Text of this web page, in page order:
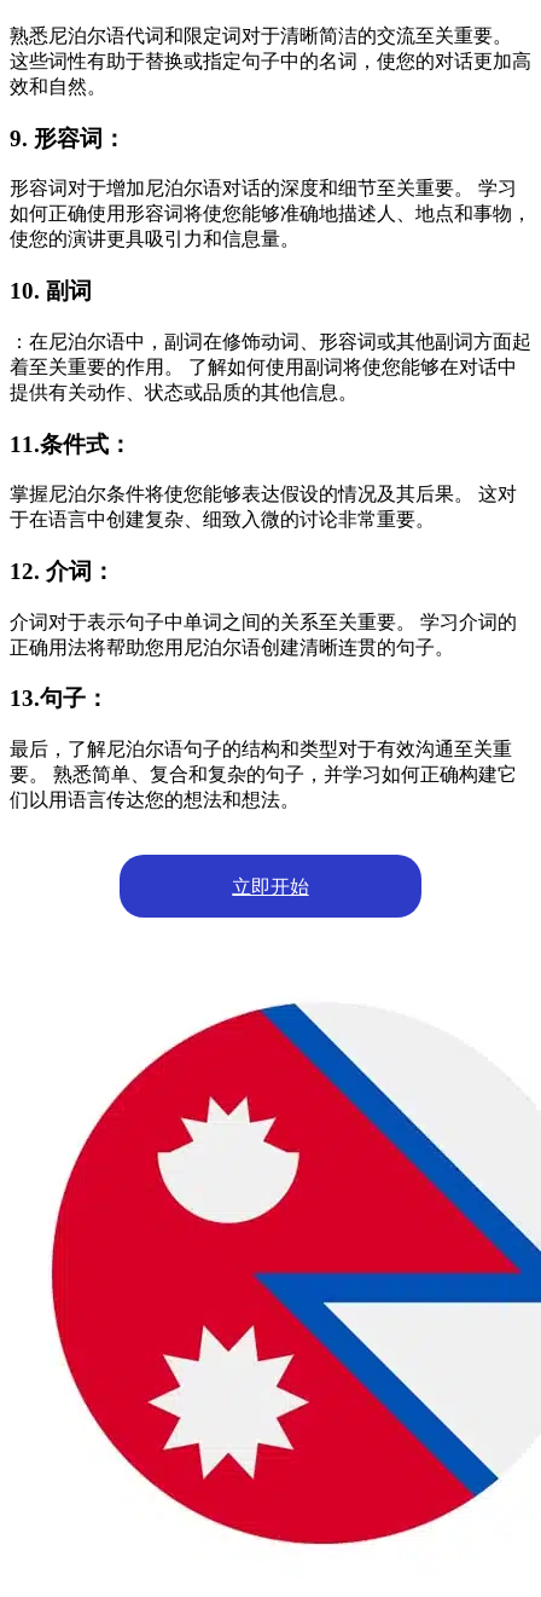
熟悉尼泊尔语代词和限定词对于清晰简洁的交流至关重要。
这些词性有助于替换或指定句子中的名词，使您的对话更加高
效和自然。
9. 形容词：
形容词对于增加尼泊尔语对话的深度和细节至关重要。 学习
如何正确使用形容词将使您能够准确地描述人、地点和事物，
使您的演讲更具吸引力和信息量。
10. 副词
：在尼泊尔语中，副词在修饰动词、形容词或其他副词方面起
着至关重要的作用。 了解如何使用副词将使您能够在对话中
提供有关动作、状态或品质的其他信息。
11.条件式：
掌握尼泊尔条件将使您能够表达假设的情况及其后果。 这对
于在语言中创建复杂、细致入微的讨论非常重要。
12. 介词：
介词对于表示句子中单词之间的关系至关重要。 学习介词的
正确用法将帮助您用尼泊尔语创建清晰连贯的句子。
13.句子：
最后，了解尼泊尔语句子的结构和类型对于有效沟通至关重
要。 熟悉简单、复合和复杂的句子，并学习如何正确构建它
们以用语言传达您的想法和想法。
立即开始